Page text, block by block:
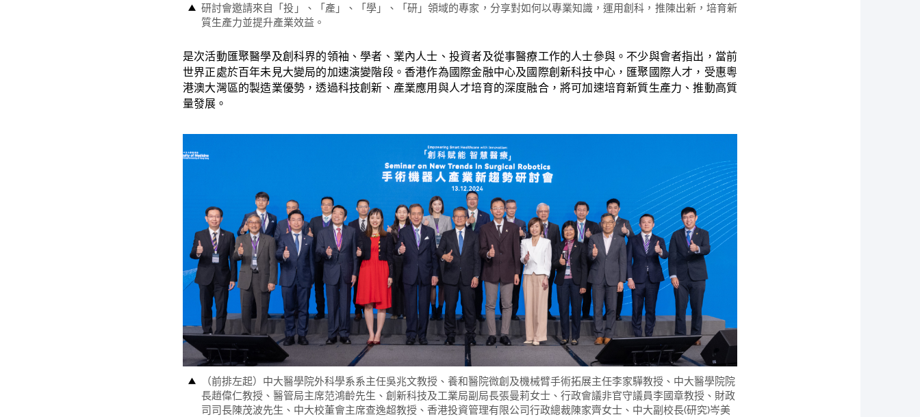
研討會邀請來自「投」、「產」、「學」、「研」領域的專家，分享對如何以專業知識，運用創科，推陳出新，培育新
質生產力並提升產業效益。
是次活動匯聚醫學及創科界的領袖、學者、業內人士、投資者及從事醫療工作的人士參與。不少與會者指出，當前
世界正處於百年未見大變局的加速演變階段。香港作為國際金融中心及國際創新科技中心，匯聚國際人才，受惠粵
港澳大灣區的製造業優勢，透過科技創新、產業應用與人才培育的深度融合，將可加速培育新質生產力、推動高質
量發展。
（前排左起）中大醫學院外科學系系主任吳兆文教授、養和醫院微創及機械臂手術拓展主任李家驊教授、中大醫學院院
長趙偉仁教授、醫管局主席范鴻齡先生、創新科技及工業局副局長張曼莉女士、行政會議非官守議員李國章教授、財政
司司長陳茂波先生、中大校董會主席查逸超教授、香港投資管理有限公司行政總裁陳家齊女士、中大副校長(研究)岑美